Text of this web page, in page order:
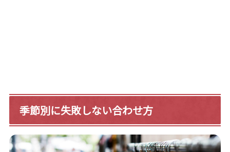
季節別に失敗しない合わせ方